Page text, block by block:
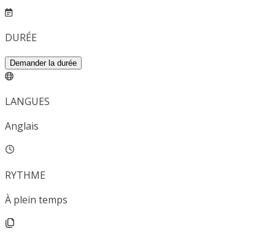
DURÉE
Demander la durée
LANGUES
Anglais
RYTHME
À plein temps